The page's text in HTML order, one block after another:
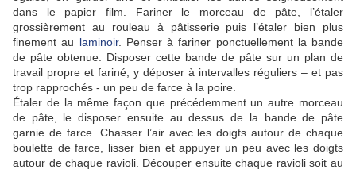
dans le papier film. Fariner le morceau de pâte, l’étaler
grossièrement au rouleau à pâtisserie puis l’étaler bien plus
finement au laminoir. Penser à fariner ponctuellement la bande
de pâte obtenue. Disposer cette bande de pâte sur un plan de
travail propre et fariné, y déposer à intervalles réguliers – et pas
trop rapprochés - un peu de farce à la poire.
Étaler de la même façon que précédemment un autre morceau
de pâte, le disposer ensuite au dessus de la bande de pâte
garnie de farce. Chasser l’air avec les doigts autour de chaque
boulette de farce, lisser bien et appuyer un peu avec les doigts
autour de chaque ravioli. Découper ensuite chaque ravioli soit au